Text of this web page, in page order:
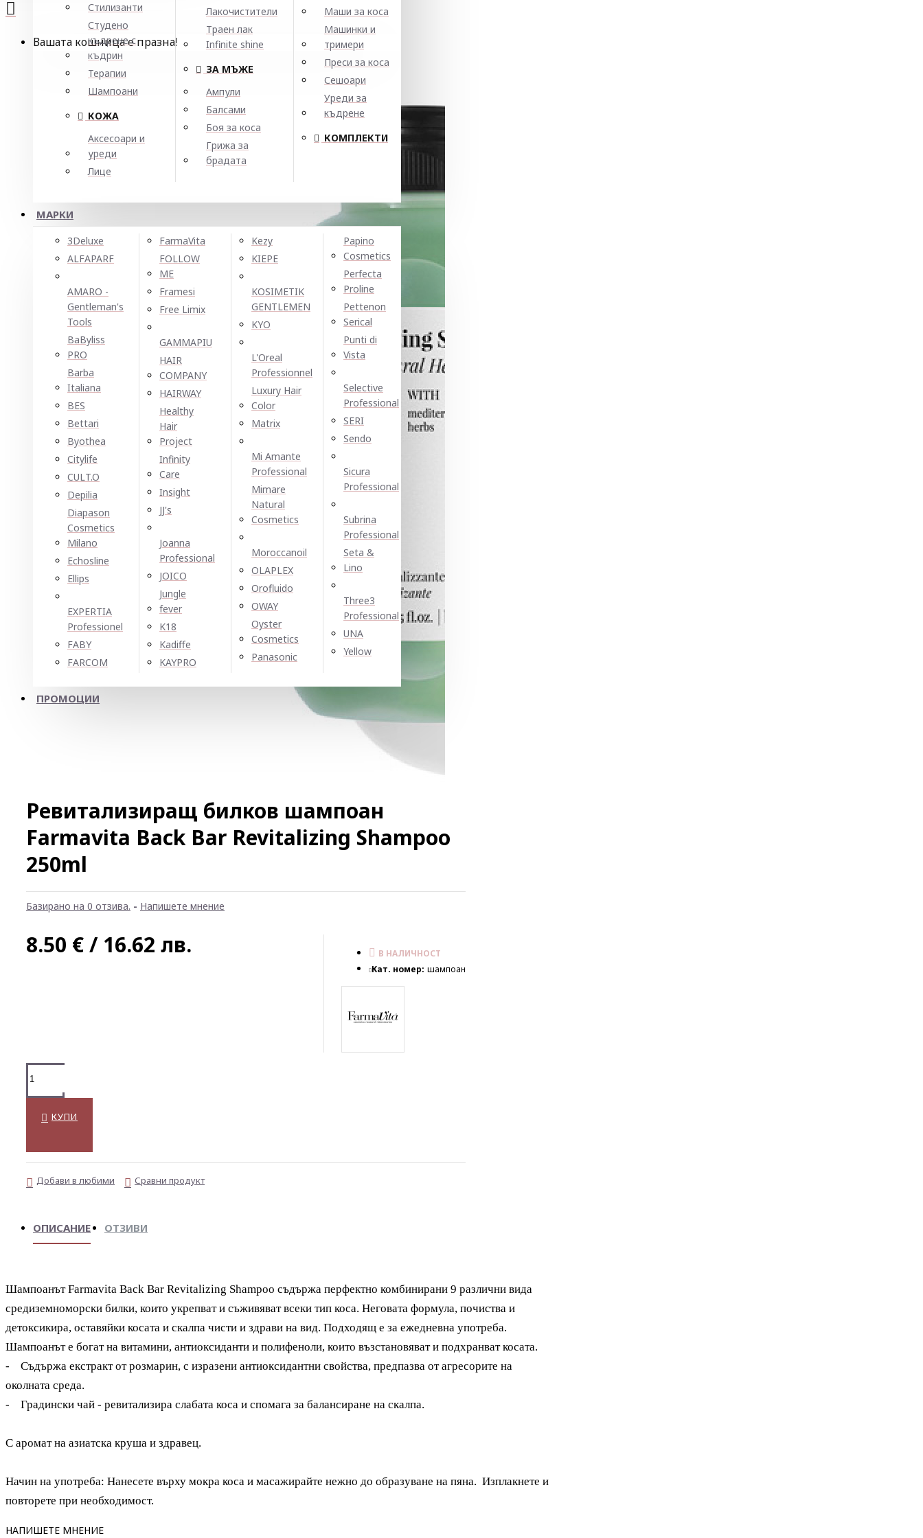
Стилизанти
Студено
къдрене с
къдрин
Терапии
Шампоани
КОЖА
Аксесоари и
уреди
Лице
Лакочистители
Траен лак
Infinite shine
ЗА МЪЖЕ
Ампули
Балсами
Боя за коса
Грижа за
брадата
Маши за коса
Машинки и
тримери
Преси за коса
Сешоари
Уреди за
къдрене
КОМПЛЕКТИ
МАРКИ
3Deluxe
ALFAPARF
AMARO -
Gentleman's
Tools
BaByliss
PRO
Barba
Italiana
BES
Bettari
Byothea
Citylife
CULT.O
Depilia
Diapason
Cosmetics
Milano
Echosline
Ellірѕ
EXPERTIA
Professionel
FABY
FARCOM
FarmaVita
FOLLOW
ME
Framesi
Free Limix
GAMMAPIU
HAIR
COMPANY
HAIRWAY
Healthy
Hair
Project
Infinity
Care
Insight
JJ's
Joanna
Professional
JOICO
Jungle
fever
K18
Kadiffe
KAYPRO
Kezy
KIEPE
KOSIMETIK
GENTLEMEN
KYO
L'Oreal
Professionnel
Luxury Hair
Color
Matrix
Mi Amante
Professional
Mimare
Natural
Cosmetics
Moroccanoil
OLAPLEX
Orofluido
OWAY
Oyster
Cosmetics
Panasonic
Papino
Cosmetics
Perfecta
Proline
Pettenon
Serical
Punti di
Vista
Selective
Professional
SERI
Sendo
Sicura
Professional
Subrina
Professional
Seta &
Lino
Three3
Professional
UNA
Yellow
ПРОМОЦИИ
Вашата кошница е празна!
Ревитализиращ билков шампоан
Farmavita Back Bar Revitalizing Shampoo
250ml
Базирано на 0 отзива. - Напишете мнение
8.50 € / 16.62 лв.
В НАЛИЧНОСТ
Кат. номер: шампоан
КУПИ
Добави в любими Сравни продукт
ОПИСАНИЕ ОТЗИВИ
Шампоанът Farmavita Back Bar Revitalizing Shampoo съдържа перфектно комбинирани 9 различни вида
средиземноморски билки, които укрепват и съживяват всеки тип коса. Неговата формула, почиства и
детоксикира, оставяйки косата и скалпа чисти и здрави на вид. Подходящ е за ежедневна употреба.
Шампоанът е богат на витамини, антиоксиданти и полифеноли, които възстановяват и подхранват косата.
-
Съдържа екстракт от розмарин, с изразени антиоксидантни свойства, предпазва от агресорите на
околната среда.
-
Градински чай - ревитализира слабата коса и спомага за балансиране на скалпа.
С аромат на азиатска круша и здравец.
Начин на употреба: Нанесете върху мокра коса и масажирайте нежно до образуване на пяна. Изплакнете и
повторете при необходимост.
НАПИШЕТЕ МНЕНИЕ